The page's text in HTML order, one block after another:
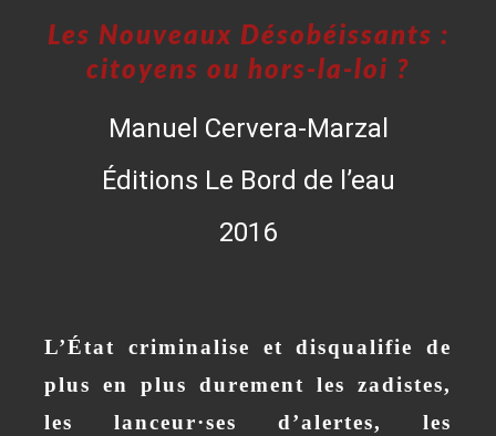
Les Nouveaux Désobéissants :
citoyens ou hors-la-loi ?
Manuel Cervera-Marzal
Éditions Le Bord de l’eau
2016
L’État criminalise et disqualifie de
plus en plus durement les zadistes,
les lanceur·ses d’alertes, les